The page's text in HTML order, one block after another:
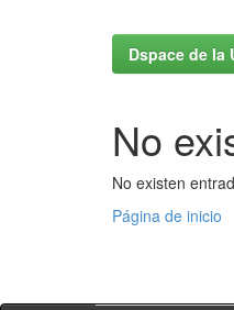
Dspace de la
No
No existen
Página de inicio